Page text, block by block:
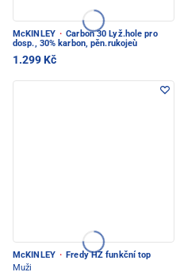
McKINLEY · Carbon 30 Lyž.hole pro
dosp., 30% karbon, pěn.rukojeù
1.299 Kč
McKINLEY · Fredy HZ funkční top
Muži